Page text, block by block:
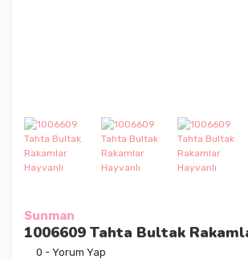
Sunman
1006609 Tahta Bultak
0 - Yorum Yap